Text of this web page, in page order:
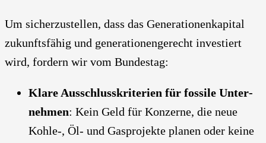
Um sicher­zu­stel­len, dass das Gene­ra­tio­nen­ka­pi­tal
zukunfts­fä­hig und gene­ra­tio­nen­ge­recht inves­tiert
wird, for­dern wir vom Bun­des­tag:
Kla­re Aus­schluss­kri­te­ri­en für fos­si­le Unter­
neh­men: Kein Geld für Kon­zer­ne, die neue
Kohle‑, Öl- und Gas­pro­jek­te pla­nen oder kei­ne